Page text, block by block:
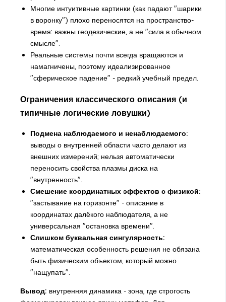
Многие интуитивные картинки (как падают "шарики
в воронку") плохо переносятся на пространство-
время: важны геодезические, а не "сила в обычном
смысле".
Реальные системы почти всегда вращаются и
намагничены, поэтому идеализированное
"сферическое падение" - редкий учебный предел.
Ограничения классического описания (и
типичные логические ловушки)
Подмена наблюдаемого и ненаблюдаемого:
выводы о внутренней области часто делают из
внешних измерений; нельзя автоматически
переносить свойства плазмы диска на
"внутренность".
Смешение координатных эффектов с физикой:
"застывание на горизонте" - описание в
координатах далёкого наблюдателя, а не
универсальная "остановка времени".
Слишком буквальная сингулярность:
математическая особенность решения не обязана
быть физическим объектом, который можно
"нащупать".
Вывод: внутренняя динамика - зона, где строгость